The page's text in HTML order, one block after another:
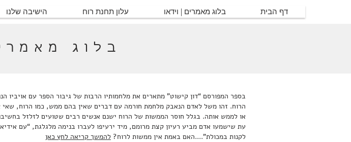
דף הבית בלוג מאמרים | וידאו עלון תחנת רוח הישיבה שלנו
בלוג
בספר המפורסם “דון קישוט” מתארים את מלחמותיו הרבות של גיבור הספר עם אויביו
הרוח. זהו משל לאדם הנאבק מלחמת חורמה עם דברים שאין בהם ממש, כמו הרוח, שאי
או לממש אותה. בגלל חוסר הממשות של הרוח ישנם אנשים רבים שטועים לזלזל
עת שישמעו אדם מביע רעיון קצת מרומם, מיד ירעיפו לעברו בנימה מלגלגת, “עם
לקנות במכולת”....האם באמת אין ממשות לרוח? להמשך קריאה לחץ כאן